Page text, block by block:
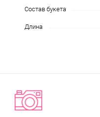
Состав букета
Длина